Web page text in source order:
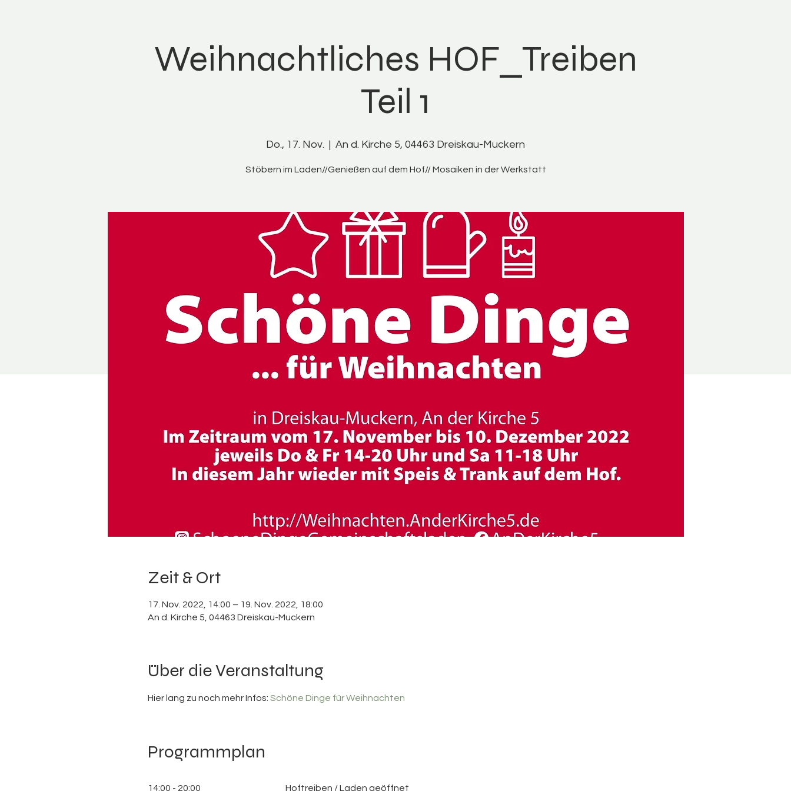
Weihnachtliches HOF_Treiben
Teil 1
Do., 17. Nov.
  |
An d. Kirche 5, 04463 Dreiskau-Muckern
Stöbern im Laden//Genießen auf dem Hof// Mosaiken in der Werkstatt
Zeit & Ort
17. Nov. 2022, 14:00 – 19. Nov. 2022, 18:00
An d. Kirche 5, 04463 Dreiskau-Muckern
Über die Veranstaltung
Hier lang zu noch mehr Infos: Schöne Dinge für Weihnachten
Programmplan
14:00 - 20:00 Hoftreiben / Laden geöffnet